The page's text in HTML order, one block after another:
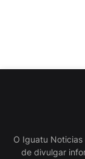
O Iguatu
de divulgar